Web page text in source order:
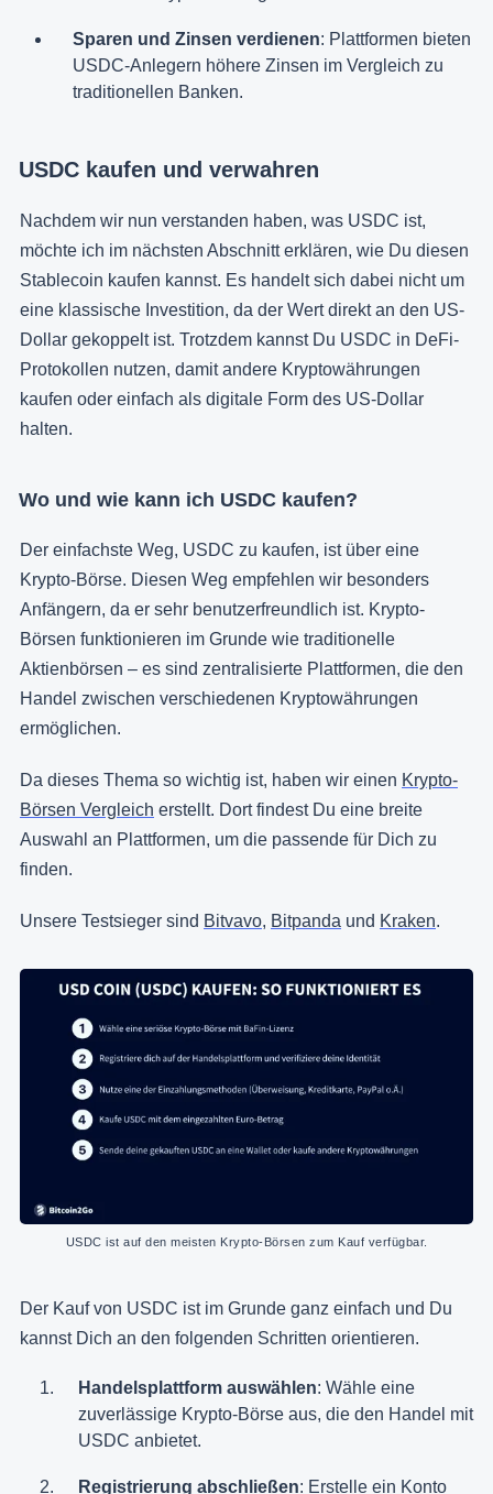
Sparen und Zinsen verdienen: Plattformen bieten
USDC-Anlegern höhere Zinsen im Vergleich zu
traditionellen Banken.
USDC kaufen und verwahren
Nachdem wir nun verstanden haben, was USDC ist,
möchte ich im nächsten Abschnitt erklären, wie Du diesen
Stablecoin kaufen kannst. Es handelt sich dabei nicht um
eine klassische Investition, da der Wert direkt an den US-
Dollar gekoppelt ist. Trotzdem kannst Du USDC in DeFi-
Protokollen nutzen, damit andere Kryptowährungen
kaufen oder einfach als digitale Form des US-Dollar
halten.
Wo und wie kann ich USDC kaufen?
Der einfachste Weg, USDC zu kaufen, ist über eine
Krypto-Börse. Diesen Weg empfehlen wir besonders
Anfängern, da er sehr benutzerfreundlich ist. Krypto-
Börsen funktionieren im Grunde wie traditionelle
Aktienbörsen – es sind zentralisierte Plattformen, die den
Handel zwischen verschiedenen Kryptowährungen
ermöglichen.
Da dieses Thema so wichtig ist, haben wir einen Krypto-
Börsen Vergleich erstellt. Dort findest Du eine breite
Auswahl an Plattformen, um die passende für Dich zu
finden.
Unsere Testsieger sind Bitvavo, Bitpanda und Kraken.
USDC ist auf den meisten Krypto-Börsen zum Kauf verfügbar.
Der Kauf von USDC ist im Grunde ganz einfach und Du
kannst Dich an den folgenden Schritten orientieren.
Handelsplattform auswählen: Wähle eine
zuverlässige Krypto-Börse aus, die den Handel mit
USDC anbietet.
Registrierung abschließen: Erstelle ein Konto